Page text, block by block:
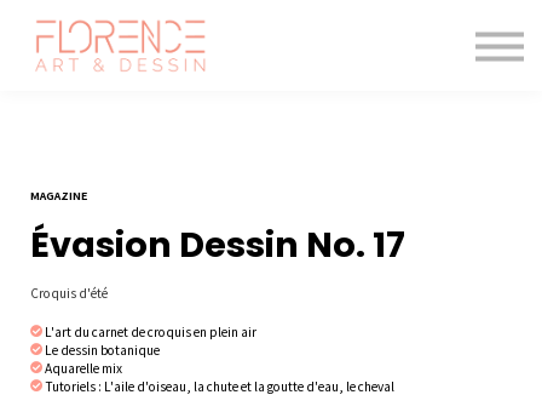
Le magazine
MAGAZINE
Évasion Dessin No. 17
Croquis d'été
L'art du carnet de croquis en plein air
Le dessin botanique
Aquarelle mix
Tutoriels : L'aile d'oiseau, la chute et la goutte d'eau, le cheval